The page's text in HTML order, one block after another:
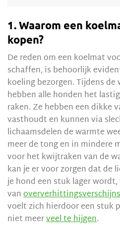
1. Waarom een
kopen?
De reden om een koelmat
schaffen, is behoorlijk
koeling bezorgen. Tijdens
hebben alle honden het
raken. Ze hebben een dikke
vasthoudt en kunnen via
lichaamsdelen de warmte
meer de tong en in mindere
voor het kwijtraken van de
kan je er voor zorgen dat de
je hond een stuk lager
van
voelt zich hierdoor een stuk
niet meerveel te hijgen.